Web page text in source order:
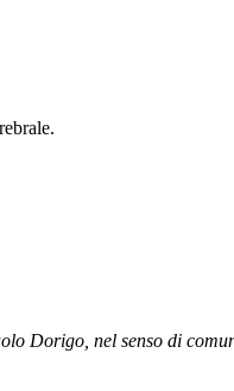
Dorigo, nel senso di